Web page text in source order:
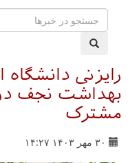
رایزنی دانشگاه
بهداشت نجف
مشترک
۳۰ مهر ۱۴۰۳ ۱۴:۲۷